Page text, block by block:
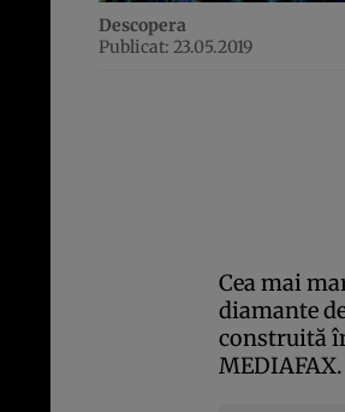
Descopera
Publicat: 23.05.2019
Cea mai
diamante
construită
MEDIAFAX.